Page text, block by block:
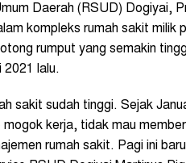
Daerah (RSUD) Dogiyai,
kompleks rumah sakit milik
rumput yang semakin
2021 lalu.
sakit sudah tinggi. Sejak
kerja, tidak mau
rumah sakit. Pagi ini